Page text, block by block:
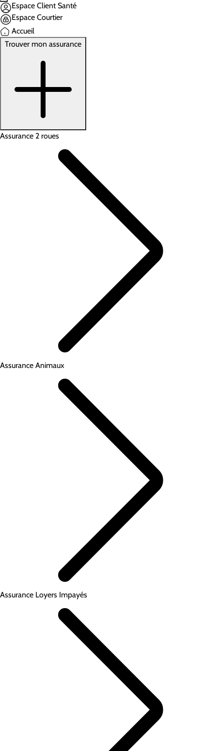
Espace Client Santé
Espace Courtier
Accueil
Trouver mon assurance
Assurance 2 roues
Assurance Animaux
Assurance Loyers Impayés